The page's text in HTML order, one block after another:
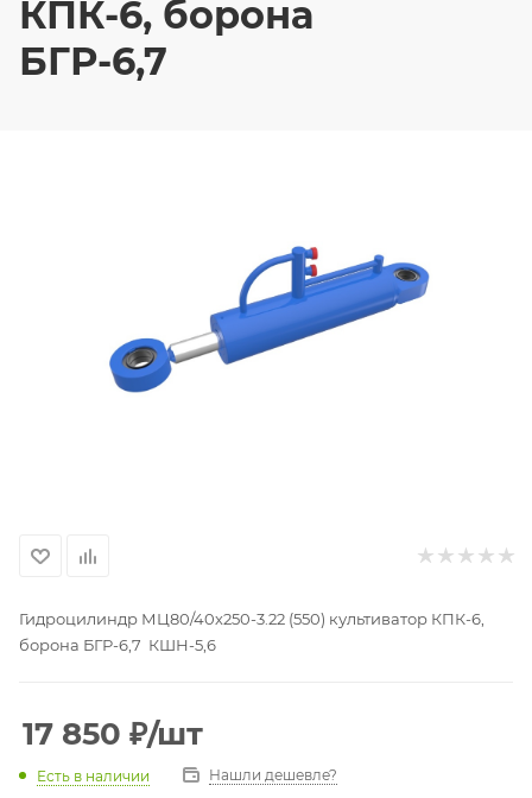
КПК-6, борона
БГР-6,7
Гидроцилиндр МЦ80/40х250-3.22 (550) культиватор КПК-6,
борона БГР-6,7 КШН-5,6
17 850 ₽/шт
Есть в наличии Нашли дешевле?